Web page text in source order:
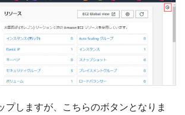
プしますが、こちらのボタンとなりま